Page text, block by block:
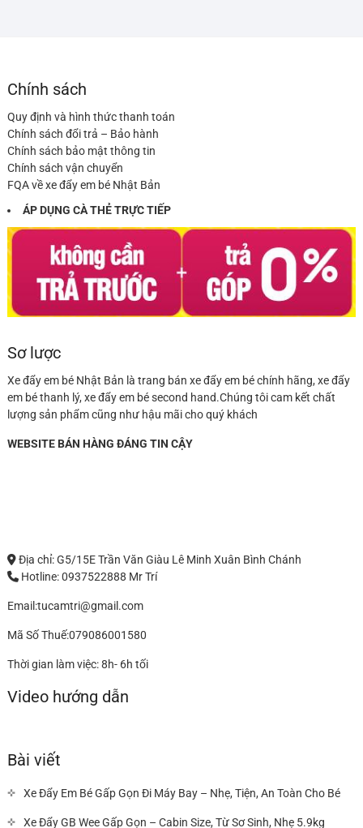
Chính sách
Quy định và hình thức thanh toán
Chính sách đổi trả – Bảo hành
Chính sách bảo mật thông tin
Chính sách vận chuyển
FQA về xe đẩy em bé Nhật Bản
ÁP DỤNG CÀ THẺ TRỰC TIẾP
Sơ lược
Xe đẩy em bé Nhật Bản là trang bán xe đẩy em bé chính hãng, xe đẩy
em bé thanh lý, xe đẩy em bé second hand.Chúng tôi cam kết chất
lượng sản phẩm cũng như hậu mãi cho quý khách
WEBSITE BÁN HÀNG ĐÁNG TIN CẬY
Địa chỉ: G5/15E Trần Văn Giàu Lê Minh Xuân Bình Chánh
Hotline: 0937522888 Mr Trí
Email:tucamtri@gmail.com
Mã Số Thuế:079086001580
Thời gian làm việc: 8h- 6h tối
Video hướng dẫn
Bài viết
Xe Đẩy Em Bé Gấp Gọn Đi Máy Bay – Nhẹ, Tiện, An Toàn Cho Bé
Xe Đẩy GB Wee Gấp Gọn – Cabin Size, Từ Sơ Sinh, Nhẹ 5.9kg